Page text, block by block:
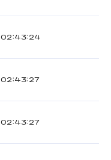
02:43:24
02:43:27
02:43:27